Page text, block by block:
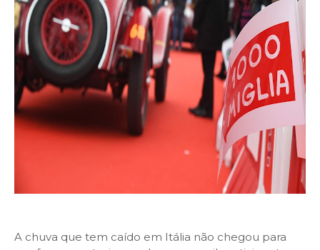
A chuva que tem caído em Itália não chegou para